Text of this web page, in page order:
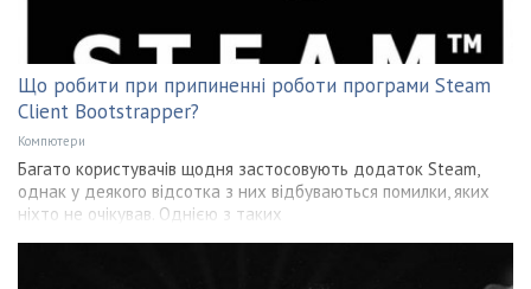
Що робити при припиненні роботи програми Steam
Client Bootstrapper?
Компютери
Багато користувачів щодня застосовують додаток Steam,
однак у деякого відсотка з них відбуваються помилки, яких
ніхто не очікував. Однією з таких